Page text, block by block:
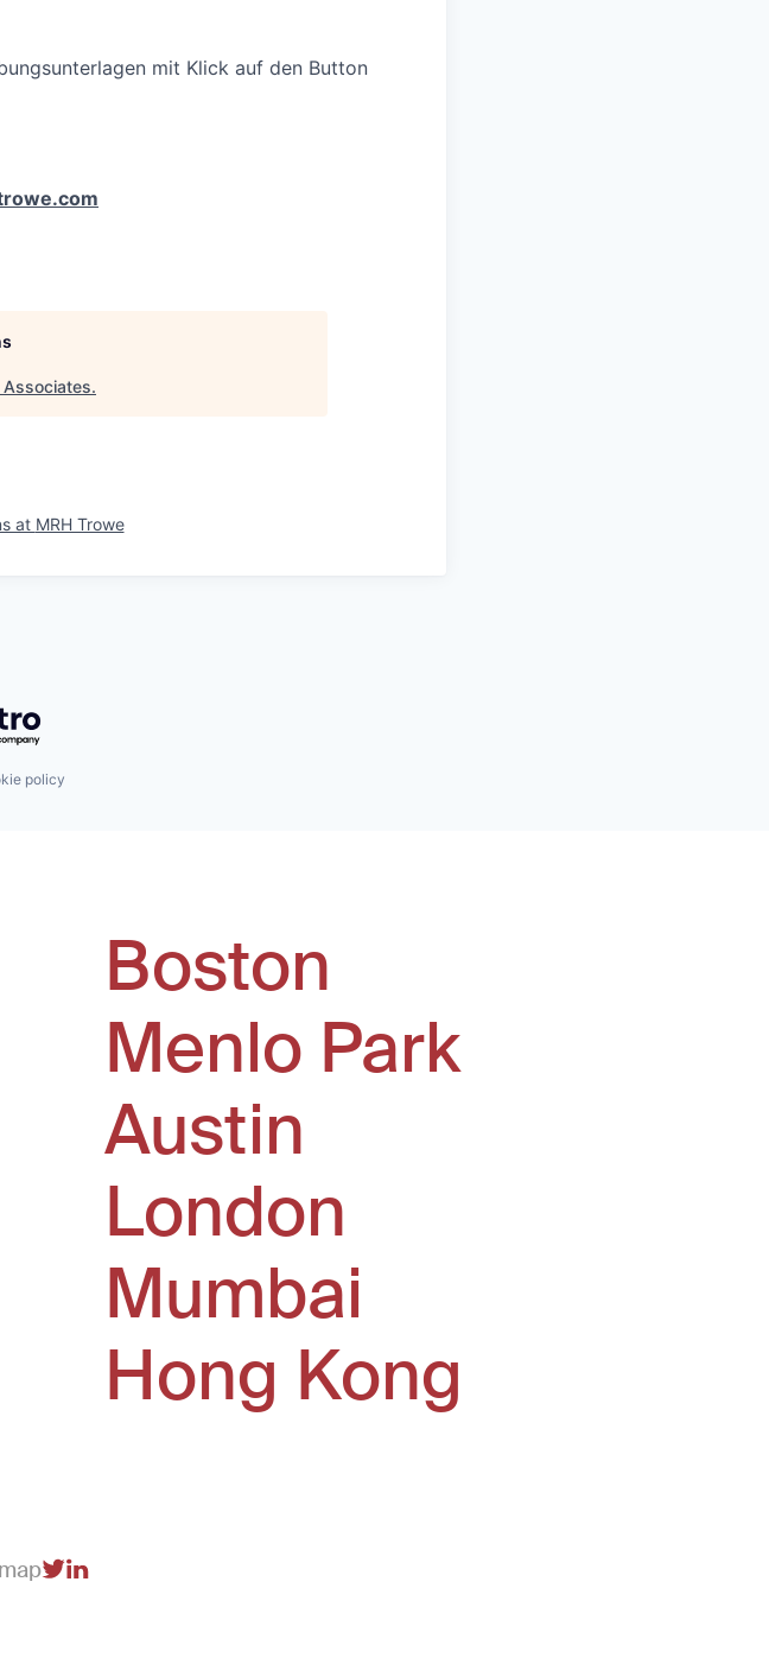
mit Klick auf den Button
Associates.
at MRH Trowe
Getro.com
policy
Boston
Menlo Park
Austin
London
Mumbai
Hong Kong